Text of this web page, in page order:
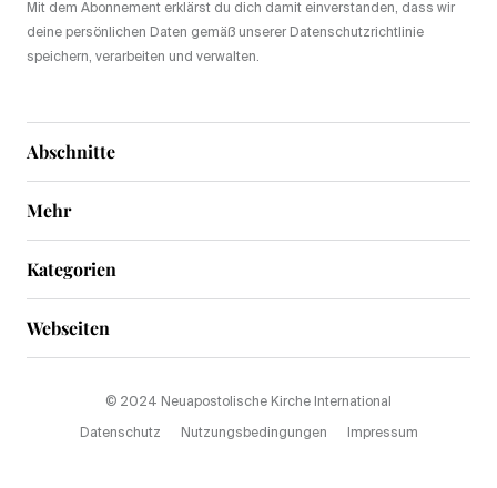
Abschnitte
Mehr
Mit dem Abonnement erklärst du dich damit einverstanden, dass wir
deine persönlichen Daten gemäß unserer Datenschutzrichtlinie
speichern, verarbeiten und verwalten.
Kategorien
Webseiten
© 2024 Neuapostolische Kirche International
Datenschutz Nutzungsbedingungen Impressum